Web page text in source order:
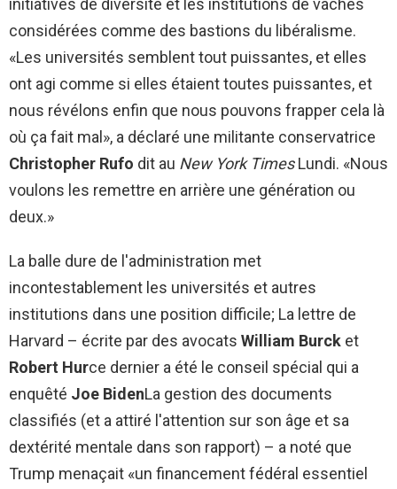
considérées comme des bastions du libéralisme.
«Les universités semblent tout puissantes, et elles
ont agi comme si elles étaient toutes puissantes, et
nous révélons enfin que nous pouvons frapper cela là
où ça fait mal», a déclaré une militante conservatrice
Christopher Rufo dit au New York TimesLundi. «Nous
voulons les remettre en arrière une génération ou
deux.»
La balle dure de l'administration met
incontestablement les universités et autres
institutions dans une position difficile; La lettre de
Harvard – écrite par des avocats William Burck et
Robert Hurce dernier a été le conseil spécial qui a
enquêté Joe BidenLa gestion des documents
classifiés (et a attiré l'attention sur son âge et sa
dextérité mentale dans son rapport) – a noté que
Trump menaçait «un financement fédéral essentiel